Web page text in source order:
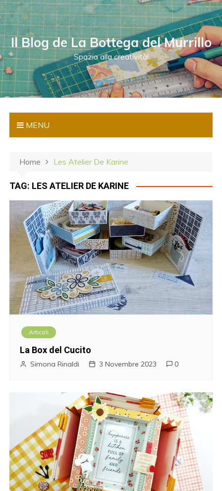
S
a
a
a
l
c
Il Blog de La Bottega del Murrillo
Spazio alla creatività!
MENU
Home Les Atelier De Karine
TAG: LES ATELIER DE KARINE
Articoli
La Box del Cucito
Simona Rinaldi 3 Novembre 2023 0